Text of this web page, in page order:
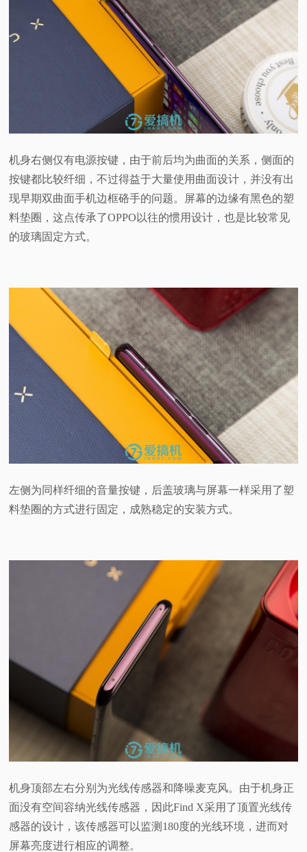
机身右侧仅有电源按键，由于前后均为曲面的关系，侧面的
按键都比较纤细，不过得益于大量使用曲面设计，并没有出
现早期双曲面手机边框硌手的问题。屏幕的边缘有黑色的塑
料垫圈，这点传承了OPPO以往的惯用设计，也是比较常见
的玻璃固定方式。
左侧为同样纤细的音量按键，后盖玻璃与屏幕一样采用了塑
料垫圈的方式进行固定，成熟稳定的安装方式。
机身顶部左右分别为光线传感器和降噪麦克风。由于机身正
面没有空间容纳光线传感器，因此Find X采用了顶置光线传
感器的设计，该传感器可以监测180度的光线环境，进而对
屏幕亮度进行相应的调整。